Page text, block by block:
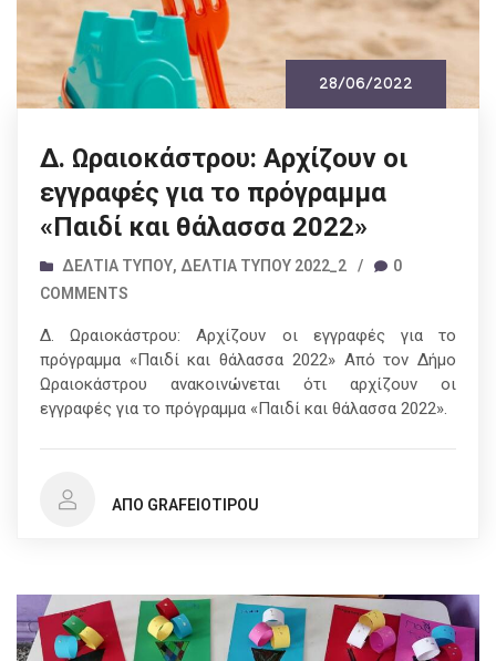
28/06/2022
Δ. Ωραιοκάστρου: Αρχίζουν οι
εγγραφές για το πρόγραμμα
«Παιδί και θάλασσα 2022»
ΔΕΛΤΊΑ ΤΎΠΟΥ, ΔΕΛΤΊΑ ΤΎΠΟΥ 2022_2 /
0
COMMENTS
Δ. Ωραιοκάστρου: Αρχίζουν οι εγγραφές για το
πρόγραμμα «Παιδί και θάλασσα 2022» Από τον Δήμο
Ωραιοκάστρου ανακοινώνεται ότι αρχίζουν οι
εγγραφές για το πρόγραμμα «Παιδί και θάλασσα 2022».
ΑΠΌ GRAFEIOTIPOU